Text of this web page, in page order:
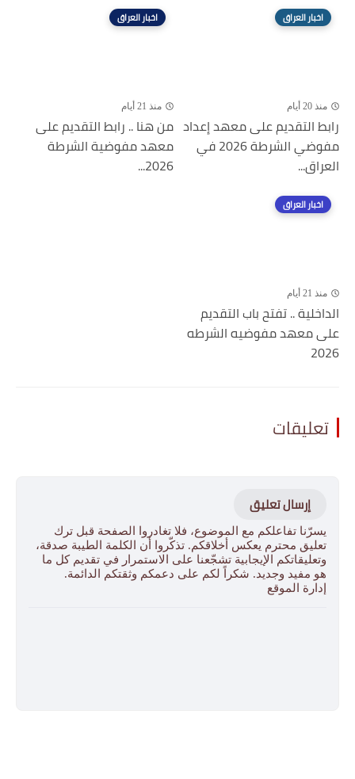
اخبار العراق
منذ 20 أيام
رابط التقديم على معهد إعداد
مفوضي الشرطة 2026 في
العراق...
اخبار العراق
منذ 21 أيام
من هنا .. رابط التقديم على
معهد مفوضية الشرطة
2026...
اخبار العراق
منذ 21 أيام
الداخلية .. تفتح باب التقديم
على معهد مفوضيه الشرطه
2026
تعليقات
إرسال تعليق
يسرّنا تفاعلكم مع الموضوع، فلا تغادروا الصفحة قبل ترك
تعليق محترم يعكس أخلاقكم. تذكّروا أن الكلمة الطيبة صدقة،
وتعليقاتكم الإيجابية تشجّعنا على الاستمرار في تقديم كل ما
هو مفيد وجديد. شكراً لكم على دعمكم وثقتكم الدائمة.
إدارة الموقع